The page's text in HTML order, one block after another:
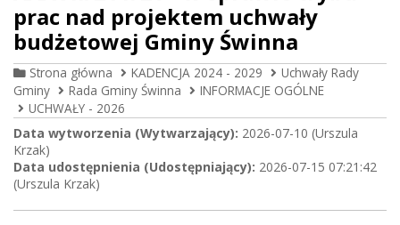
prac nad projektem uchwały
budżetowej Gminy Świnna
Strona główna KADENCJA 2024 - 2029
Uchwały Rady
Gminy
Rada Gminy Świnna
INFORMACJE OGÓLNE
UCHWAŁY - 2026
Data wytworzenia (Wytwarzający): 2026-07-10 (Urszula
Krzak)
Data udostępnienia (Udostępniający): 2026-07-15 07:21:42
(Urszula Krzak)